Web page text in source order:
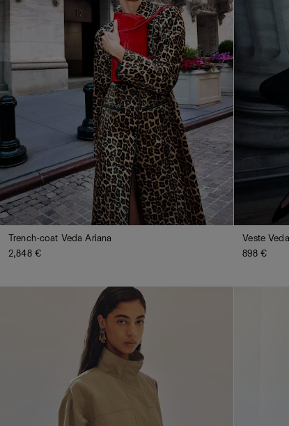
Trench-coat Veda Ariana
2,848 €
Veste
898 €